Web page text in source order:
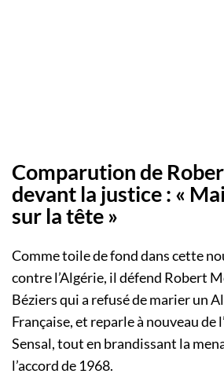
Comparution de
devant la justice : «
sur la tête »
Comme toile de fond dans cette
contre l’Algérie, il défend Robert
Béziers qui a refusé de marier un
Française, et reparle à nouveau de
Sensal, tout en brandissant la
l’accord de 1968.